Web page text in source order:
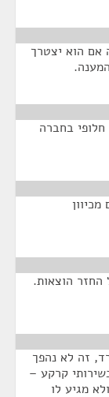
אם הוא יצטרך
בחברה
החזר הוצאות.
זה לא נהפך
קרקע –
מגיע לו